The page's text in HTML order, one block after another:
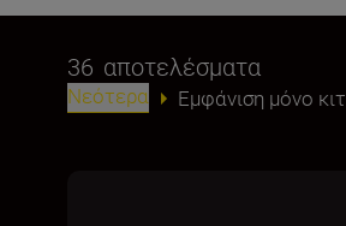
36 αποτελέσματα
Νεότερα Εμφάνιση μόνο κιτ